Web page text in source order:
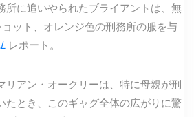
所に追いやられたブライアントは、無
ット、オレンジ色の刑務所の服を与
レポート。
リアン・オークリーは、特に母親が刑
たとき、このギャグ全体の広がりに驚